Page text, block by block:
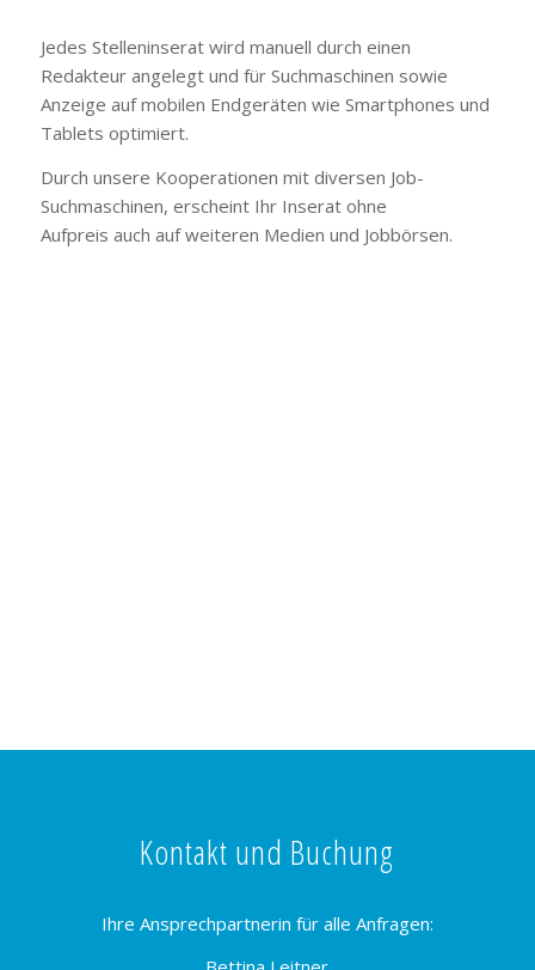
Jedes Stelleninserat wird manuell durch einen
Redakteur angelegt und für Suchmaschinen sowie
Anzeige auf mobilen Endgeräten wie Smartphones und
Tablets optimiert.
Durch unsere Kooperationen mit diversen Job-
Suchmaschinen, erscheint Ihr Inserat ohne
Aufpreis auch auf weiteren Medien und Jobbörsen.
Kontakt und Buchung
Ihre Ansprechpartnerin für alle Anfragen: